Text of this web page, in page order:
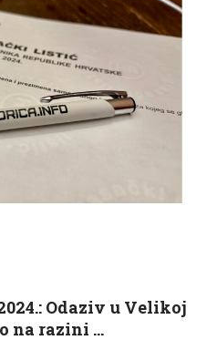
Odaziv u Velikoj
na razini …